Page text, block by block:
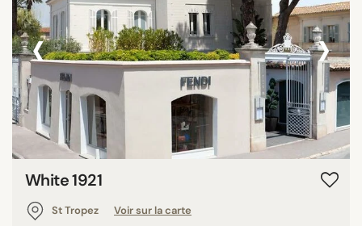
‹ ›
White 1921
St Tropez
Voir sur la carte